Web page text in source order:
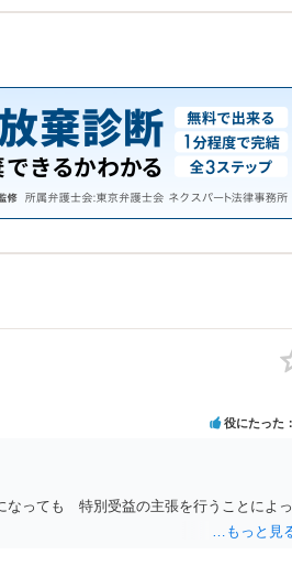
役にたった
なっても 特別受益の主張を行うことによっ